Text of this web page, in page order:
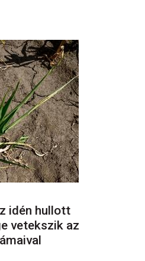
idén hullott
vetekszik az